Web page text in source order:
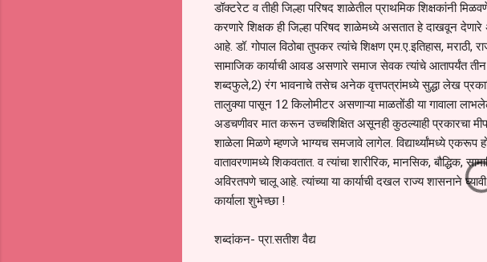
डॉक्टरेट व तीही जिल्हा परिषद शाळेतील प्राथमिक शिक्षकांनी
करणारे शिक्षक ही जिल्हा परिषद शाळेमध्ये असतात हे दाखवून
आहे. डॉ. गोपाल विठोबा तुपकर त्यांचे शिक्षण एम.ए.इतिहास,
सामाजिक कार्याची आवड असणारे समाज सेवक त्यांचे आतापर्यंत
शब्दफुले,2) रंग भावनाचे तसेच अनेक वृत्तपत्रांमध्ये सुद्धा लेख
तालुक्या पासून 12 किलोमीटर असणाऱ्या माळतोंडी या गावाला
अडचणीवर मात करून उच्चशिक्षित असूनही कुठल्याही प्रकारचा
शाळेला मिळणे म्हणजे भाग्यच समजावे लागेल. विद्यार्थ्यांमध्ये एकरूप
वातावरणामध्ये शिकवतात. व त्यांचा शारीरिक, मानसिक, बौद्धिक,
अविरतपणे चालू आहे. त्यांच्या या कार्याची दखल राज्य शासनाने
कार्याला शुभेच्छा !
शब्दांकन- प्रा.सतीश वैद्य